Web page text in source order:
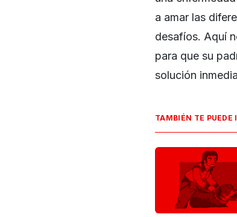
a amar las
desafíos. Aquí
para que su
solución
TAMBIÉN TE PUEDE